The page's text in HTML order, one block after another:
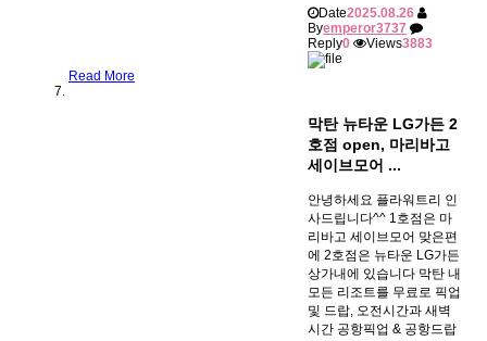
Date2025.08.26
Byemperor3737
Reply0 Views3883
Read More
막탄 뉴타운 LG가든 2
호점 open, 마리바고
세이브모어 ...
안녕하세요 플라워트리 인
사드립니다^^ 1호점은 마
리바고 세이브모어 맞은편
에 2호점은 뉴타운 LG가든
상가내에 있습니다 막탄 내
모든 리조트를 무료로 픽업
및 드랍, 오전시간과 새벽
시간 공항픽업 & 공항드랍